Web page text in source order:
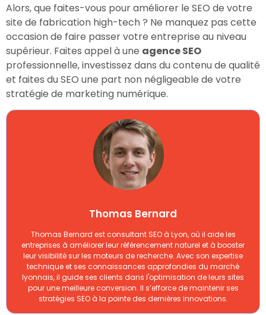
Alors, que faites-vous pour améliorer le SEO de votre
site de fabrication high-tech ? Ne manquez pas cette
occasion de faire passer votre entreprise au niveau
supérieur. Faites appel à une agence SEO
professionnelle, investissez dans du contenu de qualité
et faites du SEO une part non négligeable de votre
stratégie de marketing numérique.
Thomas Bernard
Thomas Bernard est consultant SEO à Lyon, où il aide les
entreprises à améliorer leur référencement naturel et à booster
leur visibilité sur les moteurs de recherche. Avec son expertise
technique et ses connaissances approfondies du marché
lyonnais, il guide ses clients dans l'optimisation de leurs sites
pour une meilleure conversion. Il s’efforce de maintenir ses
stratégies SEO à la pointe des dernières innovations.